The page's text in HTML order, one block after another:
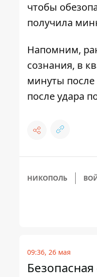
чтобы
получила
Напомним,
сознания, в
минуты
после удара
НИКОПОЛЬ
09:36, 26 мая